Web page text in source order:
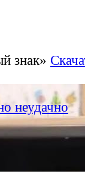
знак»
неудачно